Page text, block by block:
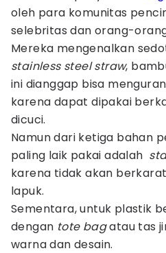
oleh para komunitas
selebritas dan orang-
Mereka mengenalkan
stainless steel straw,
ini dianggap bisa
karena dapat dipakai
dicuci.
Namun dari ketiga bahan
paling laik pakai adalah
karena tidak akan
lapuk.
Sementara, untuk plastik
dengan tote bagatau tas
warna dan desain.